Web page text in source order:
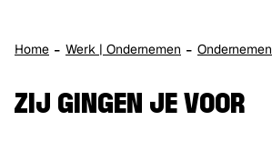
Home Werk | Ondernemen Ondernemen
ZIJ GINGEN JE VOOR